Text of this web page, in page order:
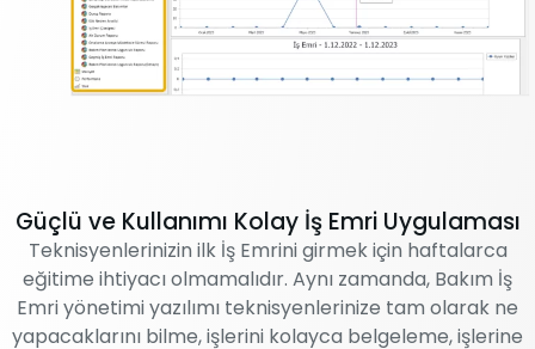
Güçlü ve Kullanımı Kolay İş Emri Uygulaması
Teknisyenlerinizin ilk İş Emrini girmek için haftalarca
eğitime ihtiyacı olmamalıdır. Aynı zamanda, Bakım İş
Emri yönetimi yazılımı teknisyenlerinize tam olarak ne
yapacaklarını bilme, işlerini kolayca belgeleme, işlerine